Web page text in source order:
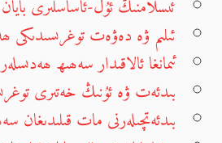
ئىسلامنىڭ ئۇل-ئاساسلىرى
ئىلىم ۋە دەۋەت توغرىسىدىكى
ئىمانغا ئالاقىدار سەھىھ ھەدىسلەر
بىدئەت ۋە ئۇنىڭ خەتىرى
بىدئەتچىلەرنى مات قىلىدىغان